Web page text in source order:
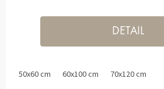
DETAIL
50x60 cm 60x100 cm 70x120 cm